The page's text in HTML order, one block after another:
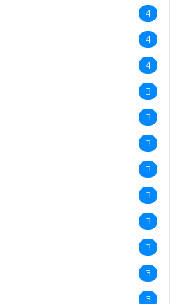
4
4
4
3
3
3
3
3
3
3
3
3